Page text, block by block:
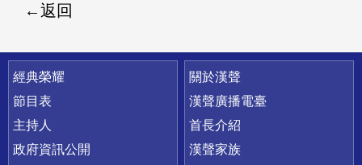
返回
快速連結
經典榮耀
節目表
主持人
政府資訊公開
關於漢聲
漢聲廣播電臺
首長介紹
漢聲家族